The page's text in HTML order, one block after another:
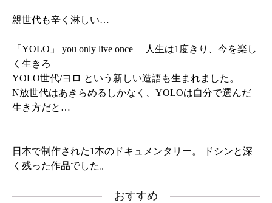
親世代も辛く淋しい…
「YOLO」 you only live once 人生は1度きり、今を楽し
く生きろ
YOLO世代/ヨロ という新しい造語も生まれました。
N放世代はあきらめるしかなく、YOLOは自分で選んだ
生き方だと…
日本で制作された1本のドキュメンタリー。 ドシンと深
く残った作品でした。
おすすめ